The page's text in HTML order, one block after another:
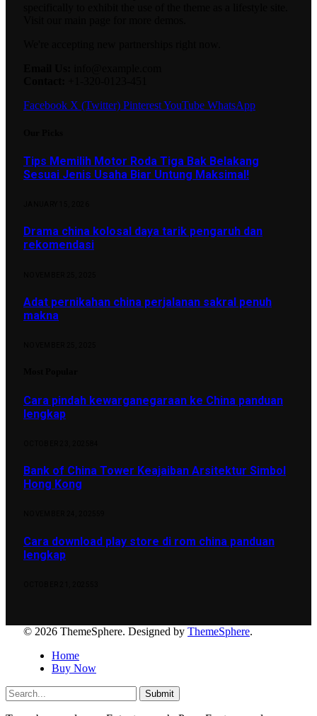
Facebook X (Twitter) PinterestYouTube WhatsApp
Tips Memilih Motor Roda Tiga Bak Belakang
Sesuai Jenis Usaha Biar Untung Maksimal!
Drama china kolosal daya tarik pengaruh dan
rekomendasi
Adat pernikahan china perjalanan sakral penuh
makna
Cara pindah kewarganegaraan ke China panduan
lengkap
Bank of China Tower Keajaiban Arsitektur Simbol
Hong Kong
Cara download play store di rom china panduan
lengkap
© 2026 ThemeSphere. Designed by ThemeSphere.
Home
Buy Now
Submit